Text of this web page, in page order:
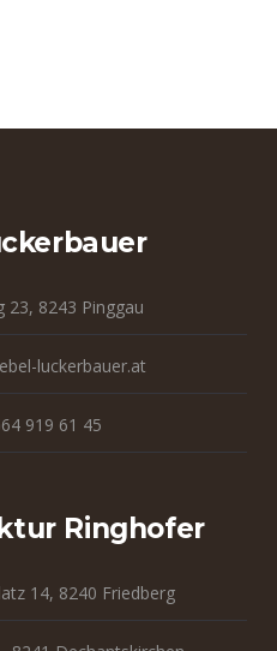
23, 8243 Pinggau
luckerbauer.at
919 61 45
Ringhofer
14, 8240 Friedberg